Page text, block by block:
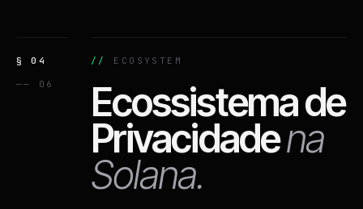
§ 04
—— 06
ECOSYSTEM
Ecossistema de
Privacidadena
Solana.